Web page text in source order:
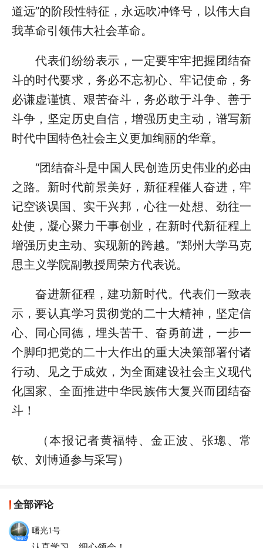
道远”的阶段性特征，永远吹冲锋号，以伟大自
我革命引领伟大社会革命。
代表们纷纷表示，一定要牢牢把握团结奋
斗的时代要求，务必不忘初心、牢记使命，务
必谦虚谨慎、艰苦奋斗，务必敢于斗争、善于
斗争，坚定历史自信，增强历史主动，谱写新
时代中国特色社会主义更加绚丽的华章。
“团结奋斗是中国人民创造历史伟业的必由
之路。新时代前景美好，新征程催人奋进，牢
记空谈误国、实干兴邦，心往一处想、劲往一
处使，凝心聚力干事创业，在新时代新征程上
增强历史主动、实现新的跨越。”郑州大学马克
思主义学院副教授周荣方代表说。
奋进新征程，建功新时代。代表们一致表
示，要认真学习贯彻党的二十大精神，坚定信
心、同心同德，埋头苦干、奋勇前进，一步一
个脚印把党的二十大作出的重大决策部署付诸
行动、见之于成效，为全面建设社会主义现代
化国家、全面推进中华民族伟大复兴而团结奋
斗！
（本报记者黄福特、金正波、张璁、常
钦、刘博通参与采写）
全部评论
曙光1号